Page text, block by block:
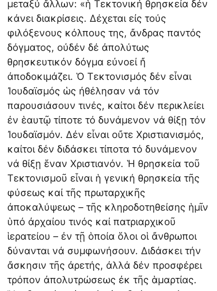
μεταξύ ἄλλων: «ἡ Τεκτονική θρησκεία δέν
κάνει διακρίσεις. Δέχεται εἰς τούς
φιλόξενους κόλπους της, ἄνδρας παντός
δόγματος, οὐδέν δέ ἀπολύτως
θρησκευτικόν δόγμα εὐνοεί ἤ
ἀποδοκιμάζει. Ὁ Τε­κτονισμός δέν εἶναι
Ἰουδαϊσμός ὡς ἠθέλησαν νά τόν
παρουσιάσουν τινές, καίτοι δέν περικλείει
ἐν ἑαυτῷ τίποτε τό δυνάμενον νά θίξῃ τόν
Ἰουδαϊσμόν. Δέν εἶναι οὔτε Χριστιανισμός,
καίτοι δέν διδάσκει τίποτα τό δυνάμενον
νά θίξῃ ἕναν Χριστιανόν. Ἡ θρησκεία τοῦ
Τεκτονισμοῦ εἶναι ἡ γενική θρησκεία τῆς
φύσεως καί τῆς πρωταρχικῆς
ἀποκαλύψεως – τῆς κληροδοτηθείσης ἡμῖν
ὑπό ἀρχαίου τινός καί πατριαρχικοῦ
ἱερατείου – ἐν τῇ ὁποία ὅλοι οἱ ἄνθρωποι
δύνανται νά συμφωνήσουν. Διδάσκει τήν
ἄσκησιν τῆς ἀρετής, ἀλλά δέν προσφέρει
τρόπον ἀπολυτρώσεως ἐκ τῆς ἁμαρτίας.